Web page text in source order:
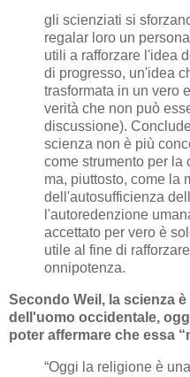
gli scienziati si
regalar loro un
utili a rafforzare l'idea
di progresso, un'idea
trasformata in un vero
verità che non può
discussione).
scienza non è più
come strumento per la
ma, piuttosto, come la
dell'autosufficienza
l'autoredenzione
accettato per vero è
utile al fine di
onnipotenza.
Secondo Weil, la scienza
dell'uomo occidentale,
poter affermare che essa
“Oggi la religione è